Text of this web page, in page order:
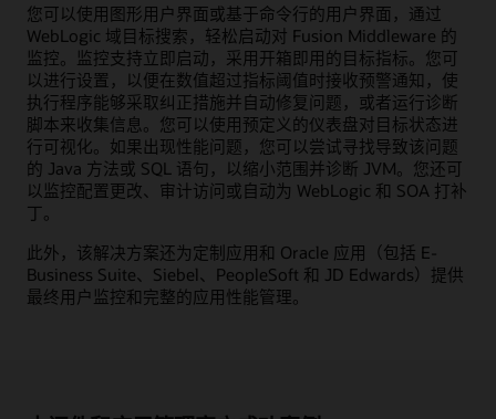
您可以使用图形用户界面或基于命令行的用户界面，通过
WebLogic 域目标搜索，轻松启动对 Fusion Middleware 的
监控。监控支持立即启动，采用开箱即用的目标指标。您可
以进行设置，以便在数值超过指标阈值时接收预警通知，使
执行程序能够采取纠正措施并自动修复问题，或者运行诊断
脚本来收集信息。您可以使用预定义的仪表盘对目标状态进
行可视化。如果出现性能问题，您可以尝试寻找导致该问题
的 Java 方法或 SQL 语句，以缩小范围并诊断 JVM。您还可
以监控配置更改、审计访问或自动为 WebLogic 和 SOA 打补
丁。
此外，该解决方案还为定制应用和 Oracle 应用（包括 E-
Business Suite、Siebel、PeopleSoft 和 JD Edwards）提供
最终用户监控和完整的应用性能管理。